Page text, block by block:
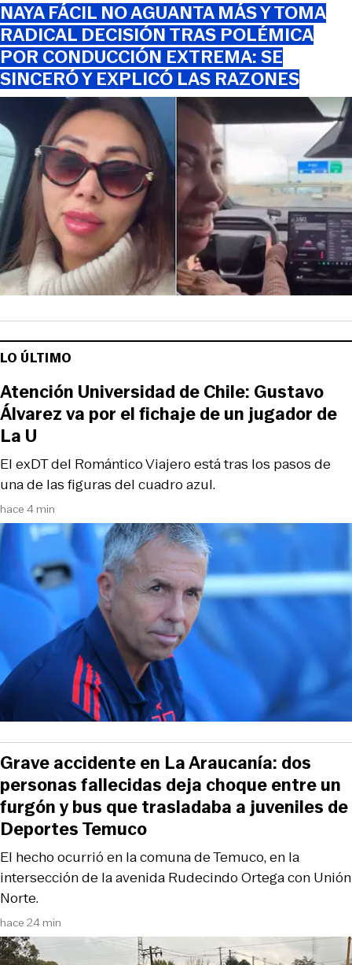
NAYA FÁCIL NO AGUANTA MÁS Y TOMA
RADICAL DECISIÓN TRAS POLÉMICA
POR CONDUCCIÓN EXTREMA: SE
SINCERÓ Y EXPLICÓ LAS RAZONES
LO ÚLTIMO
hace 4 min
El exDT del Romántico Viajero está tras los pasos de
una de las figuras del cuadro azul.
Atención Universidad de Chile: Gustavo
Álvarez va por el fichaje de un jugador de
La U
hace 24 min
El hecho ocurrió en la comuna de Temuco, en la
intersección de la avenida Rudecindo Ortega con Unión
Norte.
Grave accidente en La Araucanía: dos
personas fallecidas deja choque entre un
furgón y bus que trasladaba a juveniles de
Deportes Temuco